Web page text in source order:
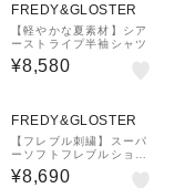
FREDY&GLOSTER
【軽やかな夏素材】シア
ーストライプ半袖シャツ
¥8,580
FREDY&GLOSTER
【フレブル刺繍】スーパ
ーソフトフレブルショー
トスリーブ ボタンダウン
シャツ
¥8,690